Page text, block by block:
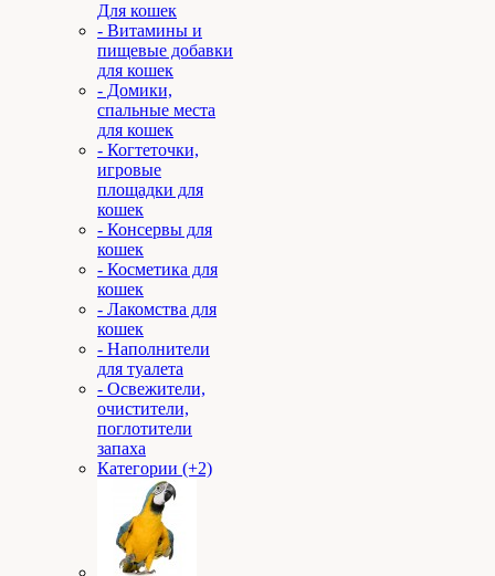
Для кошек
- Витамины и
пищевые добавки
для кошек
- Домики,
спальные места
для кошек
- Когтеточки,
игровые
площадки для
кошек
- Консервы для
кошек
- Косметика для
кошек
- Лакомства для
кошек
- Наполнители
для туалета
- Освежители,
очистители,
поглотители
запаха
Категории (+2)